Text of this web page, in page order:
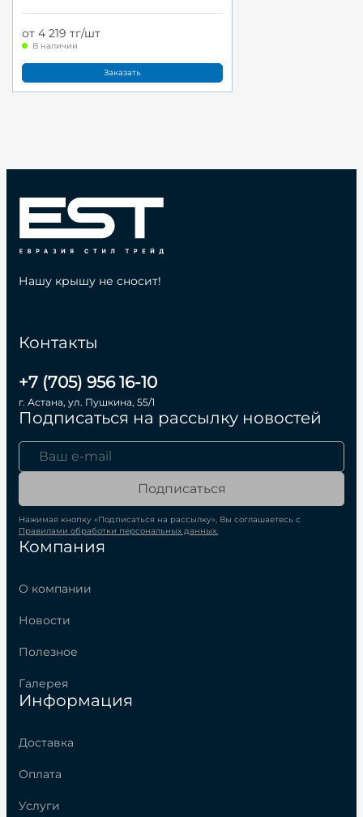
от 4 219 тг/шт
В наличии
Заказать
Компания
О компании
Новости
Полезное
Галерея
Информация
Доставка
Оплата
Услуги
Контакты
+7 (705) 956 16-10
г. Астана, ул. Пушкина, 55/1
Подписаться на рассылку новостей
Подписаться
Нажимая кнопку «Подписаться на рассылку», Вы соглашаетесь с
Правилами обработки персональных данных.
Нашу крышу не сносит!